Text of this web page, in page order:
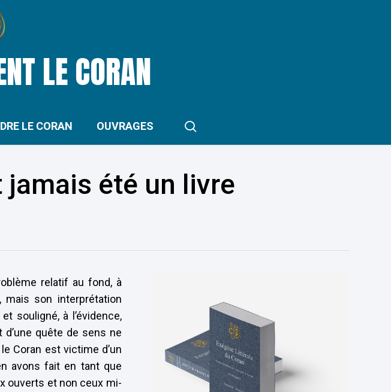
LE CORAN
LE CORAN OUVRAGES
jamais été un livre
relatif au fond, à
son interprétation
souligné, à l’évidence,
quête de sens ne
Coran est victime d’un
avons fait en tant que
ouverts et non ceux mi-